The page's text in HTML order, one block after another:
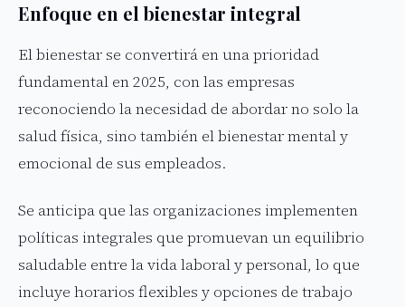
Enfoque en el bienestar integral
El bienestar se convertirá en una prioridad
fundamental en 2025, con las empresas
reconociendo la necesidad de abordar no solo la
salud física, sino también el bienestar mental y
emocional de sus empleados.
Se anticipa que las organizaciones implementen
políticas integrales que promuevan un equilibrio
saludable entre la vida laboral y personal, lo que
incluye horarios flexibles y opciones de trabajo